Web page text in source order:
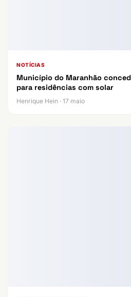
NOTÍCIAS
Município do Maranhão
para residências com solar
Henrique Hein · 17 maio